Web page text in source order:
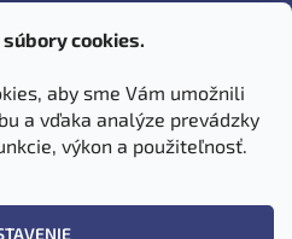
cookies.
aby sme Vám umožnili
a vďaka analýze prevádzky
výkon a použiteľnosť.
online platby